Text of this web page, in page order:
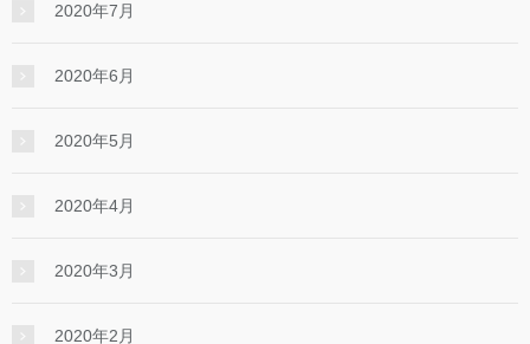
2020年7月
2020年6月
2020年5月
2020年4月
2020年3月
2020年2月